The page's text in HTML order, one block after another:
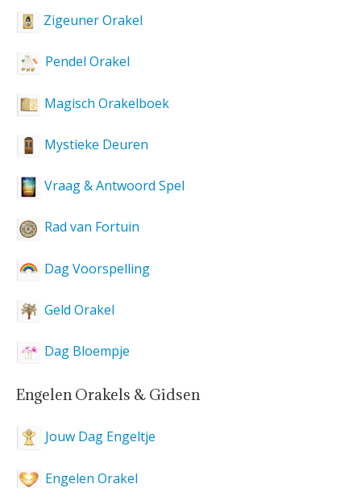
Zigeuner Orakel
Pendel Orakel
Magisch Orakelboek
Mystieke Deuren
Vraag & Antwoord Spel
Rad van Fortuin
Dag Voorspelling
Geld Orakel
Dag Bloempje
Engelen Orakels & Gidsen
Jouw Dag Engeltje
Engelen Orakel